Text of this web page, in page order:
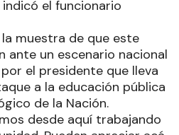
el funcionario
muestra de que este
ante un escenario nacional
el presidente que lleva
a la educación pública
de la Nación.
desde aquí trabajando